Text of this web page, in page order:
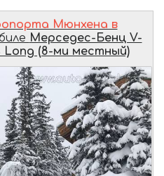
Мюнхена в
Мерседес-Бенц V-
Long (8-ми местный)